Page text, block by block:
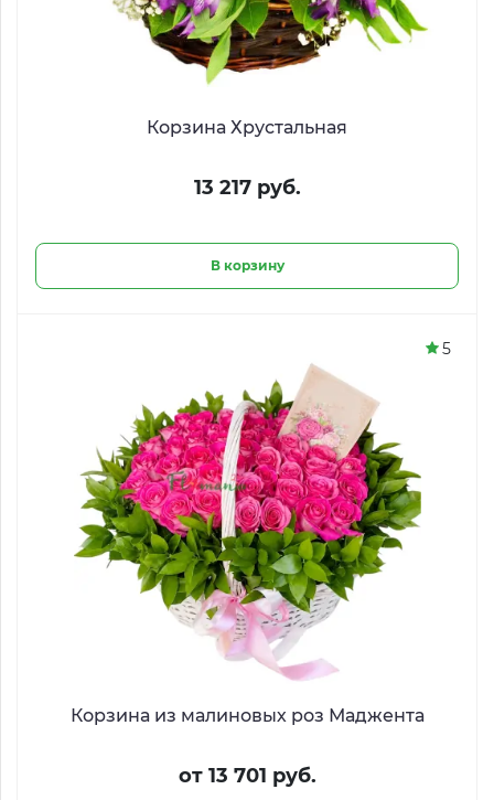
Корзина Хрустальная
13 217 руб.
В корзину
Корзина из малиновых роз Маджента
от 13 701 руб.
5